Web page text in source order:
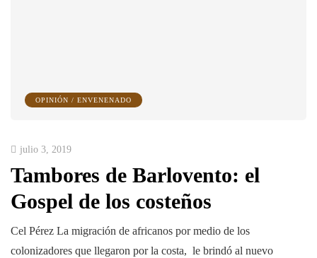
OPINIÓN / ENVENENADO
julio 3, 2019
Tambores de Barlovento: el
Gospel de los costeños
Cel Pérez La migración de africanos por medio de los
colonizadores que llegaron por la costa, le brindó al nuevo